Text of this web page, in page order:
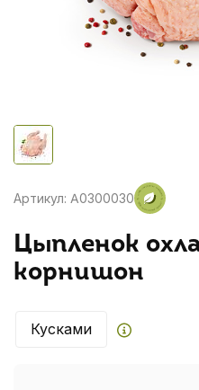
Артикул: A0300030
Цыпленок
корнишон
Кусками